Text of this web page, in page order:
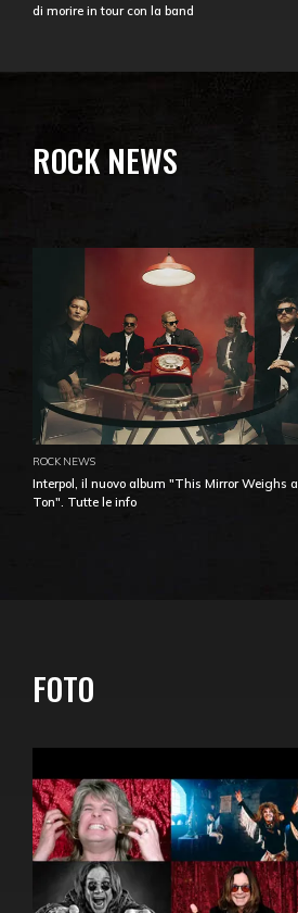
di morire in tour con la band
ROCK NEWS
ROCK NEWS
Interpol, il nuovo album "This Mirror Weighs a
Ton". Tutte le info
FOTO